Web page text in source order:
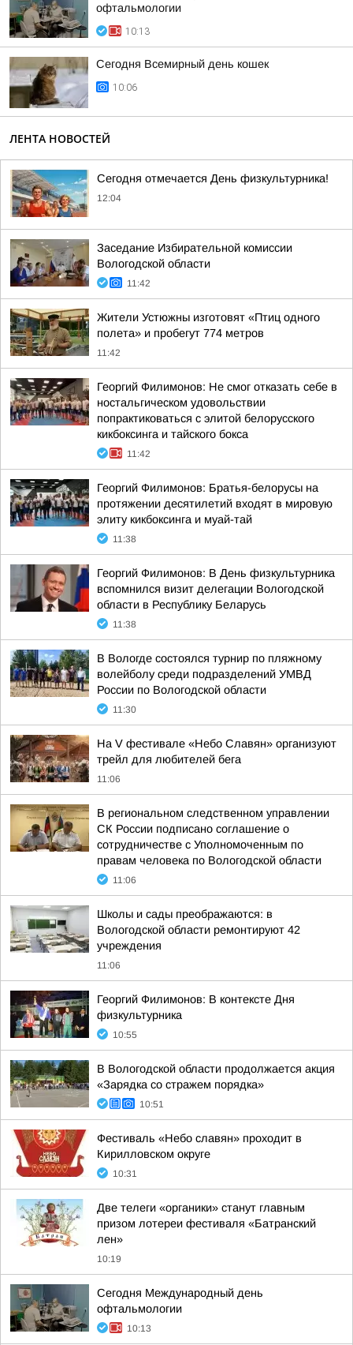
офтальмологии
10:13
Сегодня Всемирный день кошек
10:06
ЛЕНТА НОВОСТЕЙ
Сегодня отмечается День физкультурника!
12:04
Заседание Избирательной комиссии
Вологодской области
11:42
Жители Устюжны изготовят «Птиц одного
полета» и пробегут 774 метров
11:42
Георгий Филимонов: Не смог отказать себе в
ностальгическом удовольствии
попрактиковаться с элитой белорусского
кикбоксинга и тайского бокса
11:42
Георгий Филимонов: Братья-белорусы на
протяжении десятилетий входят в мировую
элиту кикбоксинга и муай-тай
11:38
Георгий Филимонов: В День физкультурника
вспомнился визит делегации Вологодской
области в Республику Беларусь
11:38
В Вологде состоялся турнир по пляжному
волейболу среди подразделений УМВД
России по Вологодской области
11:30
На V фестивале «Небо Славян» организуют
трейл для любителей бега
11:06
В региональном следственном управлении
СК России подписано соглашение о
сотрудничестве с Уполномоченным по
правам человека по Вологодской области
11:06
Школы и сады преображаются: в
Вологодской области ремонтируют 42
учреждения
11:06
Георгий Филимонов: В контексте Дня
физкультурника
10:55
В Вологодской области продолжается акция
«Зарядка со стражем порядка»
10:51
Фестиваль «Небо славян» проходит в
Кирилловском округе
10:31
Две телеги «органики» станут главным
призом лотереи фестиваля «Батранский
лен»
10:19
Сегодня Международный день
офтальмологии
10:13